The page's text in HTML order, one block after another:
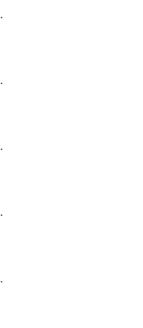
.
.
.
.
.